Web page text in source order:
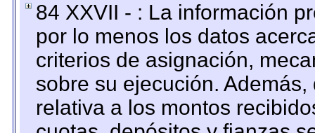
84 XXVII - : La información
por lo menos los datos
criterios de asignación,
sobre su ejecución.
relativa a los montos